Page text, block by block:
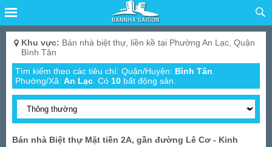
Khu vực: Bán nhà biệt thự, liền kề tại Phường An Lạc, Quận
Bình Tân
Tìm kiếm theo các tiêu chí: Quận/Huyện: Bình Tân
Phường/Xã: An Lạc Có 10 bất động sản.
Bán nhà Biệt thự Mặt tiền 2A, gần đường Lê Cơ - Kinh